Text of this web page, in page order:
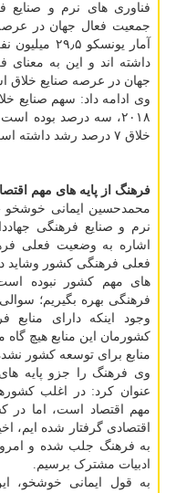
فناوری های نرم و
جمعیت فعال جهان در عرصه
داشته اند و این به
جهان در عرصه صنایع خلاق
وی ادامه داد: سهم صنایع
خلاق ۷ درصد رشد داشته است.
فرهنگ از پایه های مهم
محمدحسین ایمانی خوشخو
نرم و صنایع فرهنگی
اشاره به وضعیت فعلی
فعلی فرهنگی کشور وشاید
های مهم کشور نبوده
فرهنگی بهره بگیریم؛
وجود اینکه دارای منابع
کشورمان این منابع هیچ گاه
منابع برای توسعه کشور
وی فرهنگ را جزو پایه
عنوان کرد: در اغلب
مهم اقتصاد است، اما
اقتصادی گرفتار شده ایم،
به فرهنگ جلب شده و
ادبیات مشترک برسیم.
به قول ایمانی خوشخو،